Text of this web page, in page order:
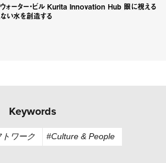
ウォーター・ビル Kurita Innovation Hub 眼に視える
い水を創造する
Keywords
ワーク #Culture & People